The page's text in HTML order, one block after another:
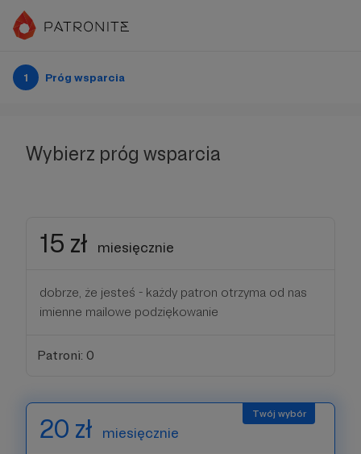
1 Próg wsparcia
Wybierz próg wsparcia
15 zł miesięcznie
dobrze, że jesteś - każdy patron otrzyma od nas
imienne mailowe podziękowanie
Patroni: 0
20 zł miesięcznie